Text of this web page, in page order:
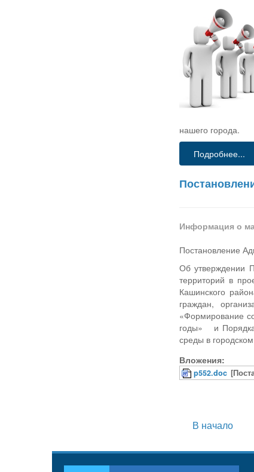
нашего города.
Подробнее...
Информация о
Постановление
Об утверждении
территорий в
Кашинского
граждан,
«Формирование
годы» и Порядка
среды в
Вложения:
p552.doc
В начало